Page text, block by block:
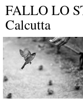
FALLO LO
Calcutta